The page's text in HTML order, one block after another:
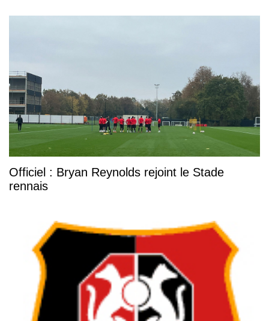
Officiel : Bryan Reynolds rejoint le Stade
rennais